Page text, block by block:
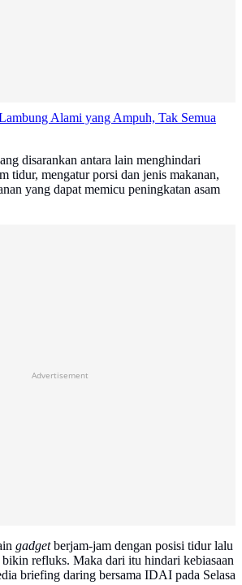
Alami yang Ampuh, Tak Semua
disarankan antara lain menghindari
tidur, mengatur porsi dan jenis makanan,
yang dapat memicu peningkatan asam
Advertisement
gadgetberjam-jam dengan posisi tidur lalu
refluks. Maka dari itu hindari kebiasaan
briefing daring bersama IDAI pada Selasa